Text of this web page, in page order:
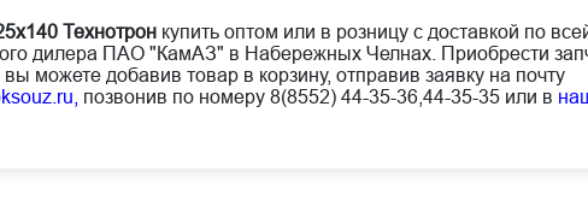
Технотрон купить оптом или в розницу с доставкой по
дилера ПАО "КамАЗ" в Набережных Челнах. Приобрести
можете добавив товар в корзину, отправив заявку на почту
позвонив по номеру 8(8552) 44-35-36,44-35-35 или в